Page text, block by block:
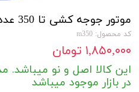
موتور جوجه کشی تا 350 عدد تخم مرغ
کد محصول: m350
۱,۸۵۰,۰۰۰ تومان
این کالا اصل و نو
در بازار موجود میباشد